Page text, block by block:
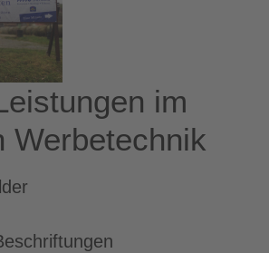
im
Werbetechnik